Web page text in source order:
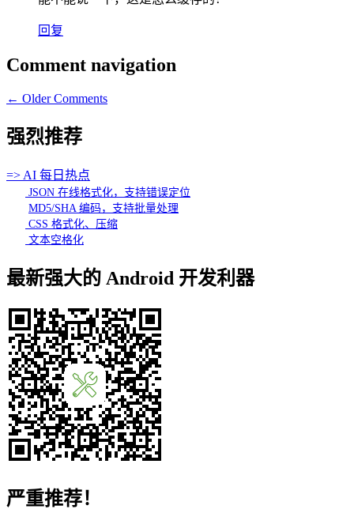
回复
Comment navigation
← Older Comments
强烈推荐
=> AI 每日热点
JSON 在线格式化，支持错误定位
MD5/SHA 编码，支持批量处理
CSS 格式化、压缩
文本空格化
最新强大的 Android 开发利器
严重推荐！